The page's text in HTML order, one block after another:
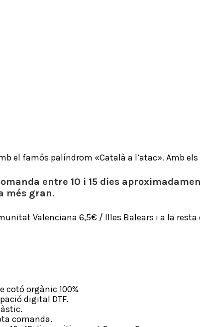
el famós palíndrom «Català a l’atac». Amb els
entre 10 i 15 dies
més gran.
Valenciana 6,5€ / Illes Balears i a la
cotó orgànic 100%
digital DTF.
comanda.